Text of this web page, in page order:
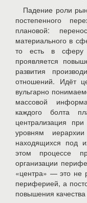
Падение роли
постепенного
плановой:
материального в
то есть в сферу
проявляется
развития
отношений. Идёт
вульгарно
массовой
каждого болта
централизация
уровням
находящихся под
этом процессе
организации
«центра» — это не
периферией, а
повышения